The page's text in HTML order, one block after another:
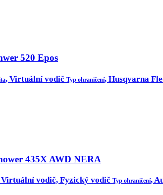
520 Epos
, Virtuální vodič Typ ohraničení, Husqvarna
435X AWD NERA
Virtuální vodič, Fyzický vodič Typ ohraničení,